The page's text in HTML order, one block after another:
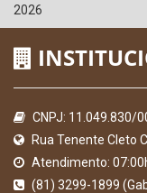
2026
CNPJ: 11.049.830/
Rua Tenente Cleto
Atendimento:
(81) 3299-1899